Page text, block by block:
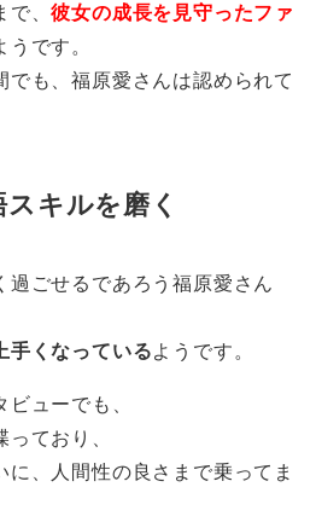
で、彼女の成長を見守ったファ
うです。
でも、福原愛さんは認められて
キルを磨く
ごせるであろう福原愛さん
手くなっている ようです。
ューでも、
ており、
、人間性の良さまで乗ってま